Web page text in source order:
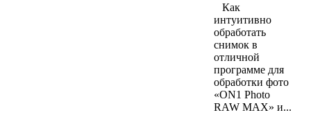
Как
интуитивно
обработать
снимок в
отличной
программе для
обработки фото
«ON1 Photo
RAW MAX» и...